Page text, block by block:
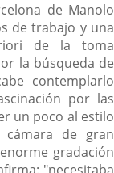
de Manolo
de trabajo y una
de la toma
la búsqueda de
contemplarlo
por las
un poco al estilo
de gran
gradación